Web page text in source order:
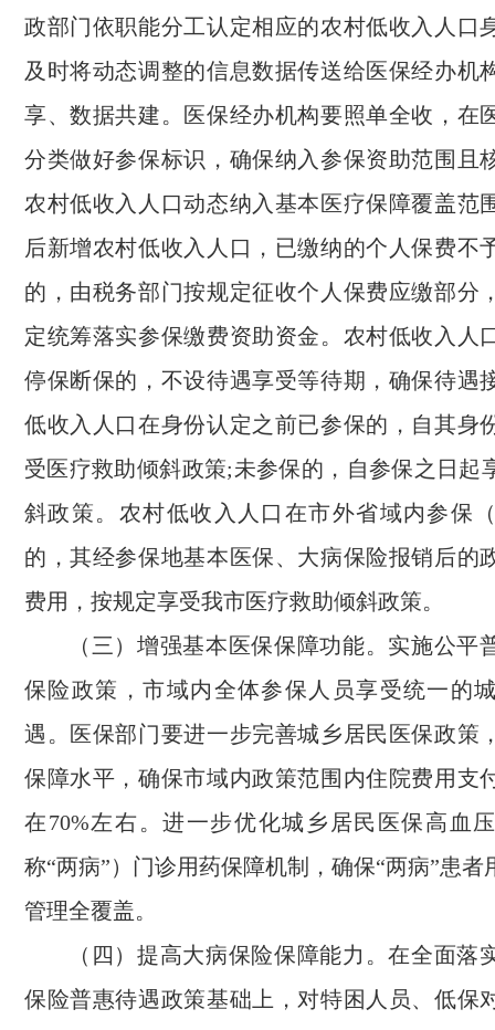
政部门依职能分工认定相应的农村低收入人口
及时将动态调整的信息数据传送给医保经办机
享、数据共建。医保经办机构要照单全收，在
分类做好参保标识，确保纳入参保资助范围且
农村低收入人口动态纳入基本医疗保障覆盖范
后新增农村低收入人口，已缴纳的个人保费不
的，由税务部门按规定征收个人保费应缴部分
定统筹落实参保缴费资助资金。农村低收入人
停保断保的，不设待遇享受等待期，确保待遇
低收入人口在身份认定之前已参保的，自其身
受医疗救助倾斜政策;未参保的，自参保之日起
斜政策。农村低收入人口在市外省域内参保
的，其经参保地基本医保、大病保险报销后的
费用，按规定享受我市医疗救助倾斜政策。
（三）增强基本医保保障功能。实施公平
保险政策，市域内全体参保人员享受统一的
遇。医保部门要进一步完善城乡居民医保政策
保障水平，确保市域内政策范围内住院费用支
在70%左右。进一步优化城乡居民医保高血
称“两病”）门诊用药保障机制，确保“两病”患者
管理全覆盖。
（四）提高大病保险保障能力。在全面落
保险普惠待遇政策基础上，对特困人员、低保